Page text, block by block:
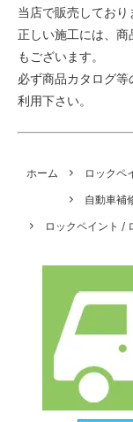
当店で販売しており
正しい施工には、
もございます。
必ず商品カタログ
利用下さい。
ホーム ロックペ
自動車補
ロックペイント /